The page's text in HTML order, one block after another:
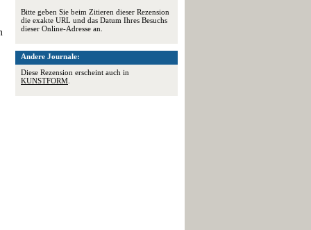
Bitte geben Sie beim Zitieren dieser Rezension
die exakte URL und das Datum Ihres Besuchs
dieser Online-Adresse an.
Andere Journale:
Diese Rezension erscheint auch in
KUNSTFORM